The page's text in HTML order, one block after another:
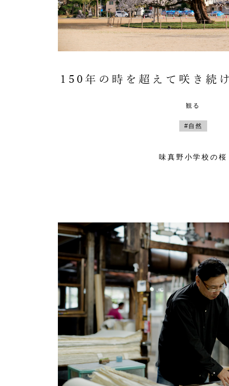
150年の時を超えて咲き続
観る
#自然
味真野小学校の桜